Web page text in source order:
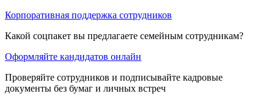
Корпоративная поддержка сотрудников
Какой соцпакет вы предлагаете семейным сотрудникам?
Оформляйте кандидатов онлайн
Проверяйте сотрудников и подписывайте кадровые
документы без бумаг и личных встреч